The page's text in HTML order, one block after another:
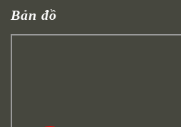
Bản đồ